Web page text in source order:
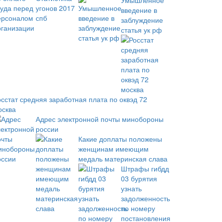
введение в
заблуждение
статья ук рф
средняя заработная плата по оквэд 72
Адрес электронной почты минобороны
россии
Какие доплаты положены
женщинам имеющим
медаль материнская слава
Штрафы гибдд
03 бурятия
узнать
задолженность
по номеру
постановления